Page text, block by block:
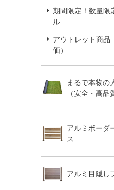
期間限定！数量限
ル
アウトレット商品
価）
まるで本物の
（安全・高品
アルミボーダ
ス
アルミ目隠し